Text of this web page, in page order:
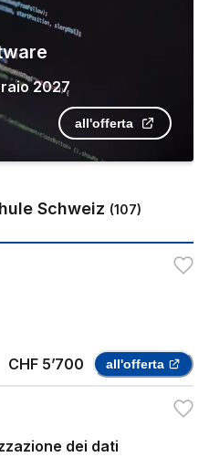
2027
all'offerta
Schweiz (107)
CHF 5’700 all'offerta
dei dati